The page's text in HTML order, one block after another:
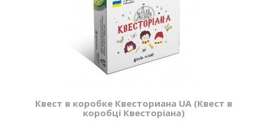
Квест в коробке Квесториана UA (Квест в
коробці Квесторіана)